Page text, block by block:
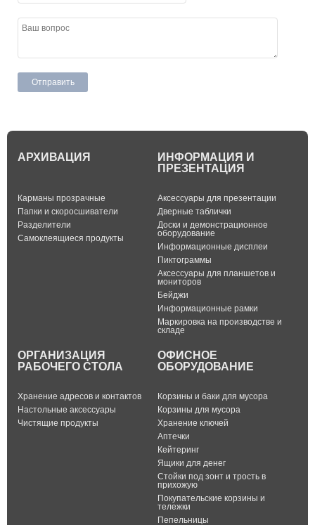
АРХИВАЦИЯ
Карманы прозрачные
Папки и скоросшиватели
Разделители
Самоклеящиеся продукты
ИНФОРМАЦИЯ И
ПРЕЗЕНТАЦИЯ
Аксессуары для презентации
Дверные таблички
Доски и демонстрационное
оборудование
Информационные дисплеи
Пиктограммы
Аксессуары для планшетов и
мониторов
Бейджи
Информационные рамки
Маркировка на производстве и
складе
ОРГАНИЗАЦИЯ
РАБОЧЕГО СТОЛА
Хранение адресов и контактов
Настольные аксессуары
Чистящие продукты
ОФИСНОЕ
ОБОРУДОВАНИЕ
Корзины и баки для мусора
Корзины для мусора
Хранение ключей
Аптечки
Кейтеринг
Ящики для денег
Стойки под зонт и трость в
прихожую
Покупательские корзины и
тележки
Пепельницы